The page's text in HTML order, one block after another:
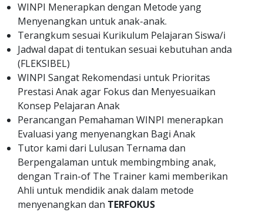
WINPI Menerapkan dengan Metode yang
Menyenangkan untuk anak-anak.
Terangkum sesuai Kurikulum Pelajaran Siswa/i
Jadwal dapat di tentukan sesuai kebutuhan anda
(FLEKSIBEL)
WINPI Sangat Rekomendasi untuk Prioritas
Prestasi Anak agar Fokus dan Menyesuaikan
Konsep Pelajaran Anak
Perancangan Pemahaman WINPI menerapkan
Evaluasi yang menyenangkan Bagi Anak
Tutor kami dari Lulusan Ternama dan
Berpengalaman untuk membingmbing anak,
dengan Train-of The Trainer kami memberikan
Ahli untuk mendidik anak dalam metode
menyenangkan dan TERFOKUS